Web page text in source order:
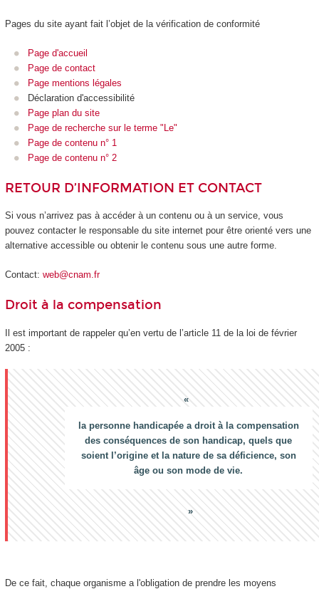
Pages du site ayant fait l’objet de la vérification de conformité
Page d'accueil
Page de contact
Page mentions légales
Déclaration d'accessibilité
Page plan du site
Page de recherche sur le terme "Le"
Page de contenu n° 1
Page de contenu n° 2
RETOUR D’INFORMATION ET CONTACT
Si vous n’arrivez pas à accéder à un contenu ou à un service, vous
pouvez contacter le responsable du site internet pour être orienté vers une
alternative accessible ou obtenir le contenu sous une autre forme.
Contact: web@cnam.fr
Droit à la compensation
Il est important de rappeler qu’en vertu de l’article 11 de la loi de février
2005 :
la personne handicapée a droit à la compensation
des conséquences de son handicap, quels que
soient l’origine et la nature de sa déficience, son
âge ou son mode de vie.
De ce fait, chaque organisme a l'obligation de prendre les moyens